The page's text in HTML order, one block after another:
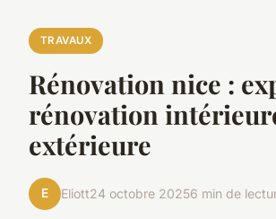
TRAVAUX
Rénovation nice :
rénovation
extérieure
E Eliott24 octobre 20256 min de